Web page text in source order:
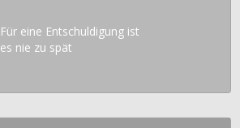
Für eine Entschuldigung ist
es nie zu spät